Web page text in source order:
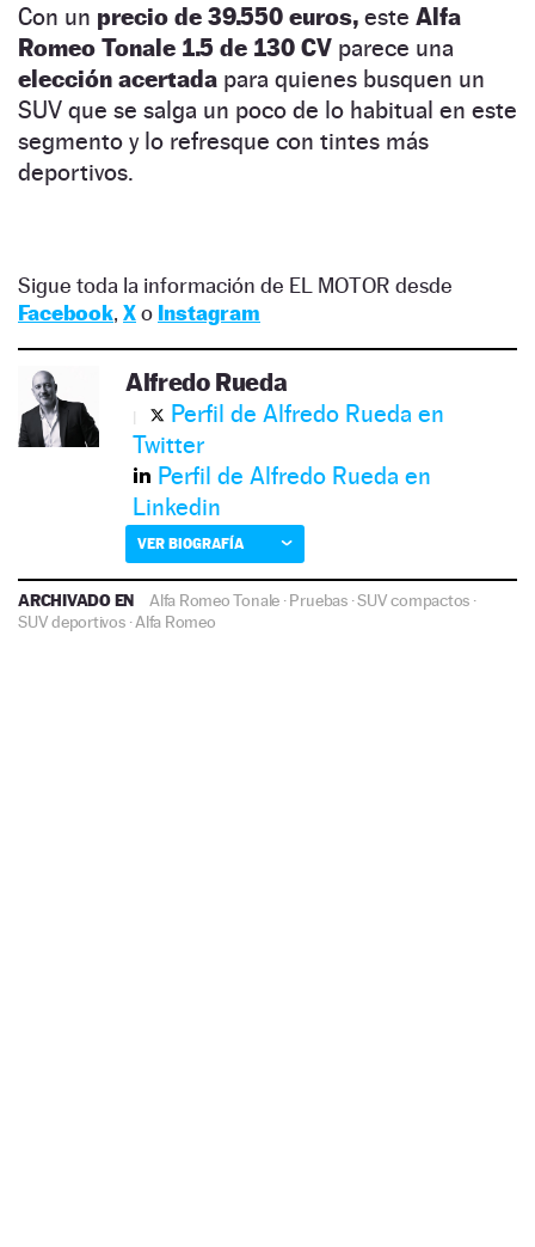
Con un precio de 39.550 euros, este Alfa
Romeo Tonale 1.5 de 130 CV parece una
elección acertada para quienes busquen un
SUV que se salga un poco de lo habitual en este
segmento y lo refresque con tintes más
deportivos.
Sigue toda la información de EL MOTOR desde
Facebook, Xo Instagram
Alfredo Rueda
Perfil de Alfredo Rueda en
Twitter
Perfil de Alfredo Rueda en
Linkedin
VER BIOGRAFÍA
ARCHIVADO EN Alfa Romeo Tonale ·Pruebas·SUV compactos ·
SUV deportivos·Alfa Romeo